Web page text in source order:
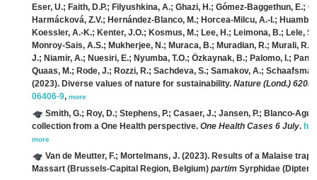
Eser, U.; Faith, D.P.; Filyushkina, A.; Ghazi, H.; Gómez-Baggethun, E.;
Harmácková, Z.V.; Hernández-Blanco, M.; Horcea-Milcu, A.-I.;
Koessler, A.-K.; Kenter, J.O.; Kosmus, M.; Lee, H.; Leimona, B.; Lele,
Monroy-Sais, A.S.; Mukherjee, N.; Muraca, B.; Muradian, R.; Murali,
J.; Niamir, A.; Nuesiri, E.; Nyumba, T.O.; Özkaynak, B.; Palomo, I.;
Quaas, M.; Rode, J.; Rozzi, R.; Sachdeva, S.; Samakov, A.; Schaafsma,
(2023). Diverse values of nature for sustainability. Nature (Lond.)
06406-9, more
Smith, G.; Roy, D.; Stephens, P.; Casaer, J.; Jansen, P.; Blanco-
collection from a One Health perspective. One Health Cases 6 July.
more
Van de Meutter, F.; Mortelmans, J. (2023). Results of a Malaise trap
Massart (Brussels-Capital Region, Belgium) partim Syrphidae